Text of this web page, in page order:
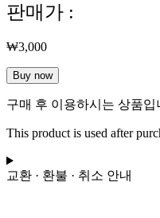
판매가 :
₩3,000
Flashback
-
N.Flying
량
Buy now
구매 후 이용하시는 상품입
This product is used after
교환 · 환불 · 취소 안내